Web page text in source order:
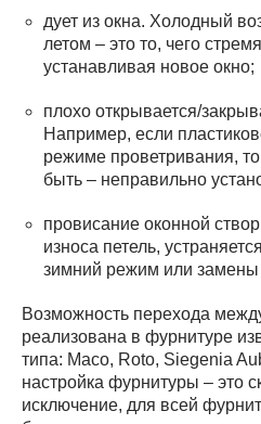
дует из окна. Холодный
летом – это то, чего
устанавливая новое окно;
плохо открывается/
Например, если
режиме проветривания,
быть – неправильно
провисание оконной
износа петель,
зимний режим или
Возможность перехода
реализована в фурнитуре
типа: Maco, Roto, Siegenia
настройка фурнитуры – это
исключение, для всей